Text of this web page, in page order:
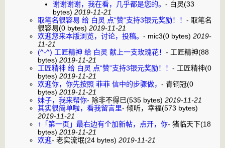
谢谢谢谢，我在看，几乎都是您的。 - 白灵(33
bytes) 2019-11-21
取笔名很容易 给 白灵 点“赞”支持3银元奖励！！ - 取笔名
很容易(0 bytes) 2019-11-21
欢迎您来本版浏览，讨论，投稿。 - mic3(0 bytes) 2019-
11-21
(^-^) 工匠精神 给 白灵 献上一支玫瑰花！ - 工匠精神(88
bytes) 2019-11-21
工匠精神 给 白灵 点“赞”支持3银元奖励！！ - 工匠精神(0
bytes) 2019-11-21
欢迎你，你先按照 菲菲 信中的步骤做， - 青铜冠(0
bytes) 2019-11-21
妹子，我来帮你- 除非不得已(535 bytes) 2019-11-21
其实很简单啦，看我留言里- 倾听，幸福(573 bytes)
2019-11-21
↑「第一页」最右边有个加新帖，点开，你- 猪临天下(18
bytes) 2019-11-21
欢迎- 老实流氓(24 bytes) 2019-11-21